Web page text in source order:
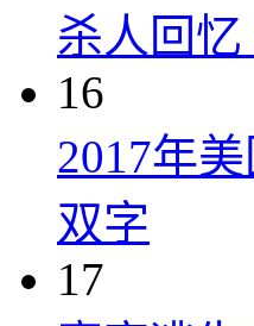
杀人回忆
16
2017年
双字
17